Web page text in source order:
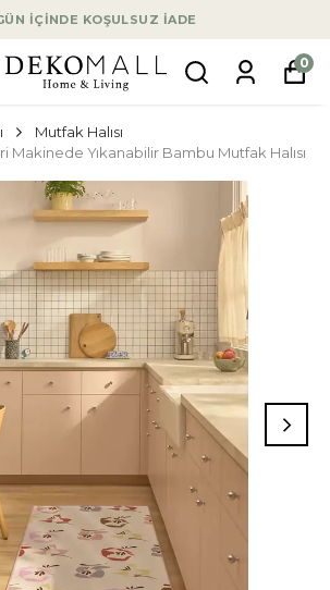
İÇİNDE KOŞULSUZ İADE
0
Mutfak Halısı
Makinede Yıkanabilir Bambu Mutfak Halısı